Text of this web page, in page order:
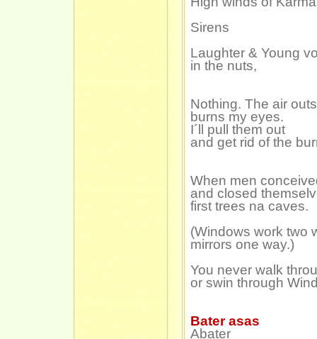
Sirens
Laughter & Young
in the nuts,
Nothing. The air
burns my eyes.
I´ll pull them out
and get rid of the
When men
and closed
first trees na caves.
(Windows work two
mirrors one way.)
You never walk
or swin through
Bater asas
Abater